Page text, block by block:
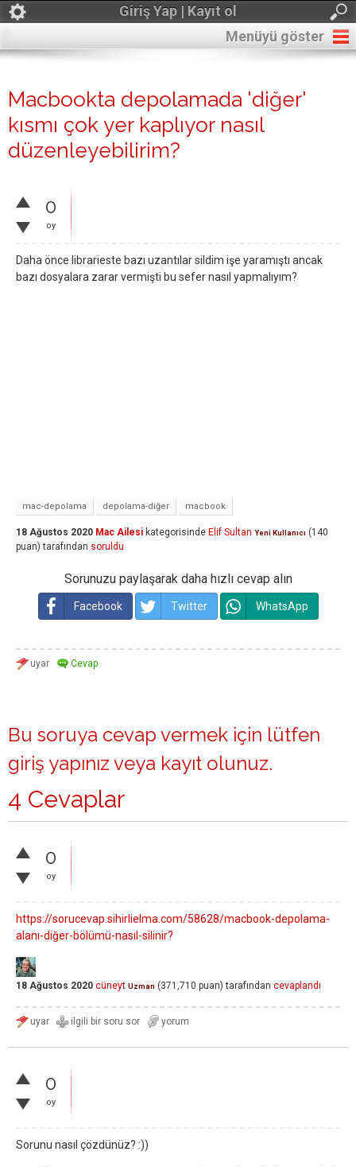
Giriş Yap | Kayıt ol
Menüyü göster
Macbookta depolamada 'diğer'
kısmı çok yer kaplıyor nasıl
düzenleyebilirim?
0
oy
Daha önce librarieste bazı uzantılar sildim işe yaramıştı ancak
bazı dosyalara zarar vermişti bu sefer nasıl yapmalıyım?
mac-depolama depolama-diğer macbook
18 Ağustos 2020 Mac Ailesi kategorisinde Elif Sultan Yeni Kullanıcı (140
puan) tarafından soruldu
Sorunuzu paylaşarak daha hızlı cevap alın
Facebook Twitter WhatsApp
Bu soruya cevap vermek için lütfen
giriş yapınız veya kayıt olunuz.
4 Cevaplar
0
oy
https://sorucevap.sihirlielma.com/58628/macbook-depolama-
alanı-diğer-bölümü-nasıl-silinir?
18 Ağustos 2020 cüneyt Uzman (371,710 puan) tarafından cevaplandı
0
oy
Sorunu nasıl çözdünüz? :))